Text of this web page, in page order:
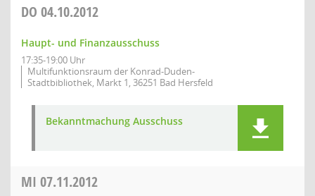
DO 04.10.2012
Haupt- und Finanzausschuss
17:35-19:00 Uhr
Multifunktionsraum der Konrad-Duden-
Stadtbibliothek, Markt 1, 36251 Bad Hersfeld
Bekanntmachung Ausschuss
MI 07.11.2012